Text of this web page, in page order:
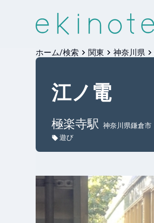
ホーム/検索 関東 神奈川県
江ノ電
極楽寺駅
神奈川県鎌倉市
遊び